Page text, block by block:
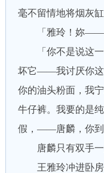
毫不留情地将烟灰
「雅玲！妳——
「你不是说这一
坏它——我讨厌你这
你的油头粉面，我
牛仔裤。我要的是
假，——唐麟，你到
唐麟只有双手一
王雅玲冲进卧房